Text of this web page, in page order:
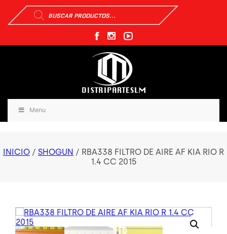
Búsqueda
de
productos
Menu
INICIO / SHOGUN / RBA338 FILTRO DE AIRE AF KIA RIO R
1.4 CC 2015